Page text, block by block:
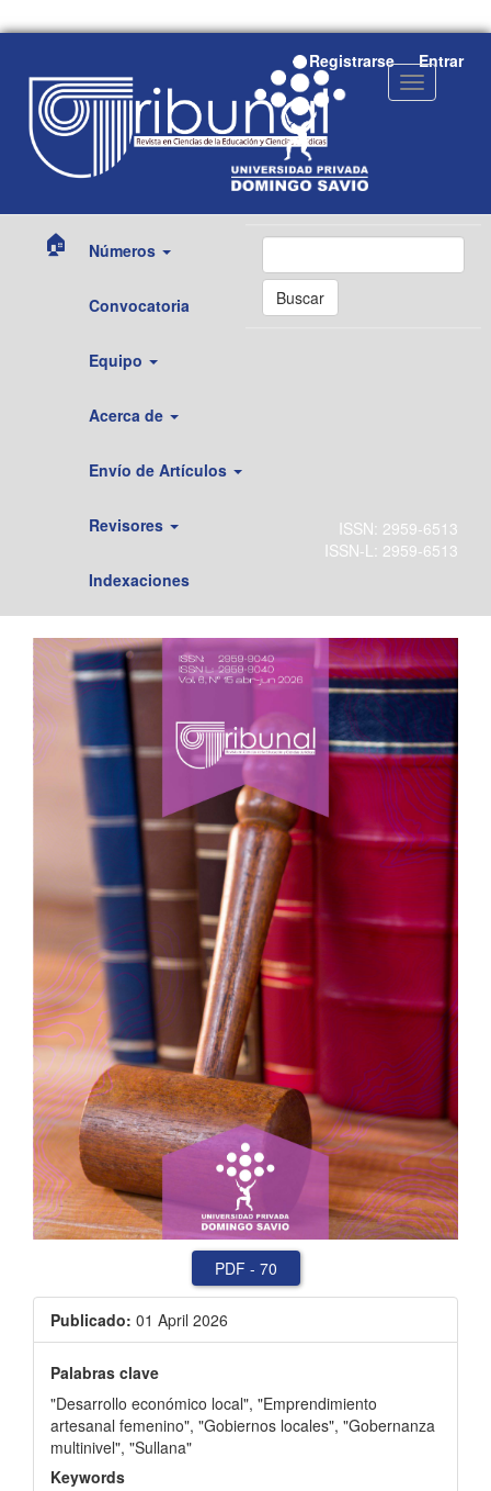
Contenido
principal
Barra
lateral
Registrarse
Entrar
Toggle
navigation
🏠 Números
Convocatoria
Equipo
Acerca de
Envío de Artículos
Revisores
Indexaciones
Buscar
PDF - 70
Publicado: 01 April 2026
Palabras clave
"Desarrollo económico local", "Emprendimiento
artesanal femenino", "Gobiernos locales", "Gobernanza
multinivel", "Sullana"
Keywords